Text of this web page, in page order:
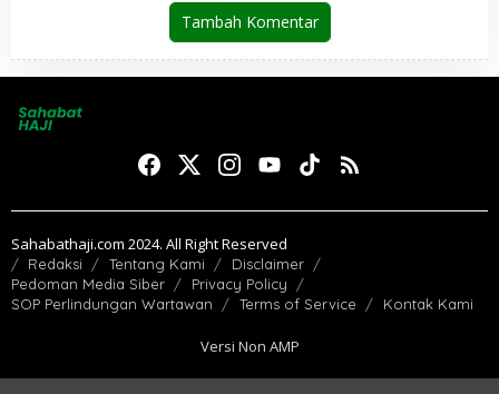
Tambah Komentar
Sahabathaji.com 2024. All Right Reserved
Redaksi Tentang Kami
Disclaimer
Pedoman Media Siber
Privacy Policy
SOP Perlindungan Wartawan
Terms of Service Kontak Kami
Versi Non AMP